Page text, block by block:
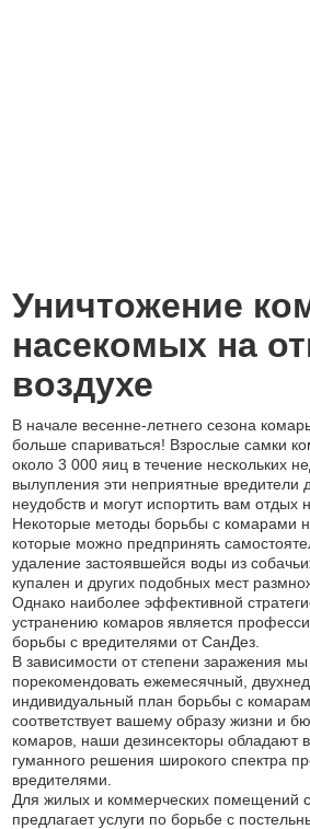
Уничтожение
насекомых на
воздухе
В начале весенне-летнего сезона
больше спариваться! Взрослые самки
около 3 000 яиц в течение нескольких
вылупления эти неприятные вредители
неудобств и могут испортить вам отдых
Некоторые методы борьбы с комарами
которые можно предпринять
удаление застоявшейся воды из
купален и других подобных мест
Однако наиболее эффективной
устранению комаров является
борьбы с вредителями от СанДез.
В зависимости от степени заражения
порекомендовать ежемесячный,
индивидуальный план борьбы с
соответствует вашему образу жизни и
комаров, наши дезинсекторы обладают
гуманного решения широкого спектра
вредителями.
Для жилых и коммерческих помещений
предлагает услуги по борьбе с